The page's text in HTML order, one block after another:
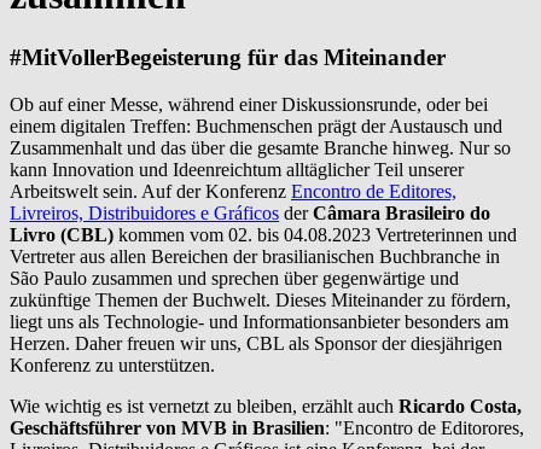
#MitVollerBegeisterung für das Miteinander
Ob auf einer Messe, während einer Diskussionsrunde, oder bei
einem digitalen Treffen: Buchmenschen prägt der Austausch und
Zusammenhalt und das über die gesamte Branche hinweg. Nur so
kann Innovation und Ideenreichtum alltäglicher Teil unserer
Arbeitswelt sein. Auf der Konferenz Encontro de Editores,
Livreiros, Distribuidores e Gráficos derCâmara Brasileiro do
Livro (CBL) kommen vom 02. bis 04.08.2023 Vertreterinnen und
Vertreter aus allen Bereichen der brasilianischen Buchbranche in
São Paulo zusammen und sprechen über gegenwärtige und
zukünftige Themen der Buchwelt. Dieses Miteinander zu fördern,
liegt uns als Technologie- und Informationsanbieter besonders am
Herzen. Daher freuen wir uns, CBL als Sponsor der diesjährigen
Konferenz zu unterstützen.
Wie wichtig es ist vernetzt zu bleiben, erzählt auch Ricardo Costa,
Geschäftsführer von MVB in Brasilien: "Encontro de Editorores,